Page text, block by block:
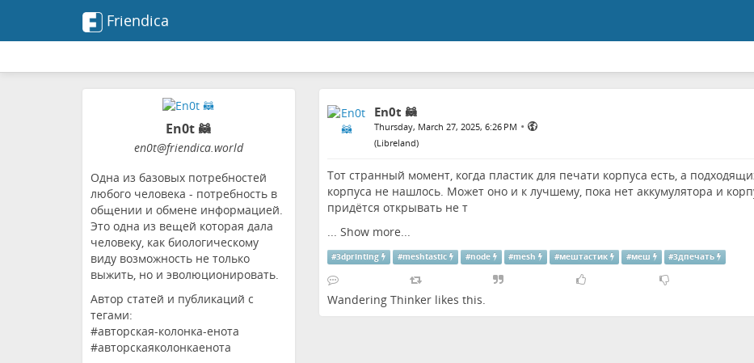
Friendica
En0t 🦝
en0t@friendica.world
Одна из базовых потребностей
любого человека - потребность в
общении и обмене информацией.
Это одна из вещей которая дала
человеку, как биологическому
виду возможность не только
выжить, но и эволюционировать.
Автор статей и публикаций с
тегами:
#авторская-колонка-енота
#авторскаяколонкаенота
En0t 🦝
Thursday, March 27, 2025, 6:26 PM •
(Libreland)
Тот странный момент, когда пластик для печати корпуса есть, а
корпуса не нашлось. Может оно и к лучшему, пока нет аккумулятора и
придётся открывать не т
... Show more...
#3dprinting #meshtastic #node #mesh #мештастик #меш #3дпечать
Wandering Thinkerlikes this.